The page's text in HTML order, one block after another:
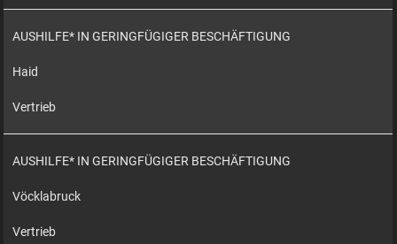
AUSHILFE* IN GERINGFÜGIGER BESCHÄFTIGUNG
Haid
Vertrieb
AUSHILFE* IN GERINGFÜGIGER BESCHÄFTIGUNG
Vöcklabruck
Vertrieb